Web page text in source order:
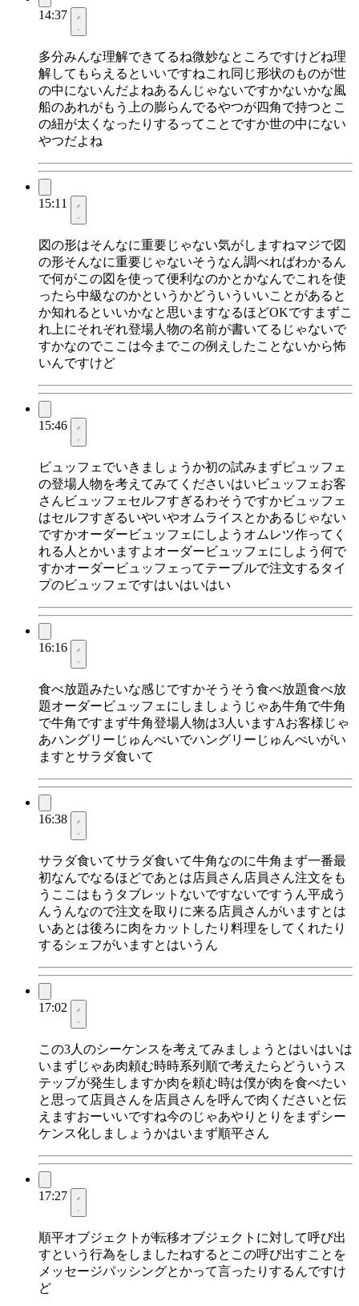
14:37
多分みんな理解できてるね微妙なところですけどね理
解してもらえるといいですねこれ同じ形状のものが世
の中にないんだよねあるんじゃないですかないかな風
船のあれがもう上の膨らんでるやつが四角で持つとこ
の紐が太くなったりするってことですか世の中にない
やつだよね
15:11
図の形はそんなに重要じゃない気がしますねマジで図
の形そんなに重要じゃないそうなん調べればわかるん
で何がこの図を使って便利なのかとかなんでこれを使
ったら中級なのかというかどういういいことがあると
か知れるといいかなと思いますなるほどOKですまずこ
れ上にそれぞれ登場人物の名前が書いてるじゃないで
すかなのでここは今までこの例えしたことないから怖
いんですけど
15:46
ビュッフェでいきましょうか初の試みまずビュッフェ
の登場人物を考えてみてくださいはいビュッフェお客
さんビュッフェセルフすぎるわそうですかビュッフェ
はセルフすぎるいやいやオムライスとかあるじゃない
ですかオーダービュッフェにしようオムレツ作ってく
れる人とかいますよオーダービュッフェにしよう何で
すかオーダービュッフェってテーブルで注文するタイ
プのビュッフェですはいはいはい
16:16
食べ放題みたいな感じですかそうそう食べ放題食べ放
題オーダービュッフェにしましょうじゃあ牛角で牛角
で牛角ですまず牛角登場人物は3人いますAお客様じゃ
あハングリーじゅんぺいでハングリーじゅんぺいがい
ますとサラダ食いて
16:38
サラダ食いてサラダ食いて牛角なのに牛角まず一番最
初なんでなるほどであとは店員さん店員さん注文をも
うここはもうタブレットないですないですうん平成う
んうんなので注文を取りに来る店員さんがいますとは
いあとは後ろに肉をカットしたり料理をしてくれたり
するシェフがいますとはいうん
17:02
この3人のシーケンスを考えてみましょうとはいはいは
いまずじゃあ肉頼む時時系列順で考えたらどういうス
テップが発生しますか肉を頼む時は僕が肉を食べたい
と思って店員さんを店員さんを呼んで肉くださいと伝
えますおーいいですね今のじゃあやりとりをまずシー
ケンス化しましょうかはいまず順平さん
17:27
順平オブジェクトが転移オブジェクトに対して呼び出
すという行為をしましたねするとこの呼び出すことを
メッセージパッシングとかって言ったりするんですけ
ど